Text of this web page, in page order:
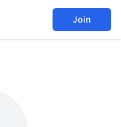
Join